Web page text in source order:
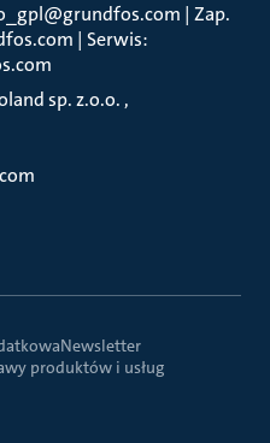
| Zap.
| Serwis:
sp. z.o.o.
Newsletter
produktów i usług